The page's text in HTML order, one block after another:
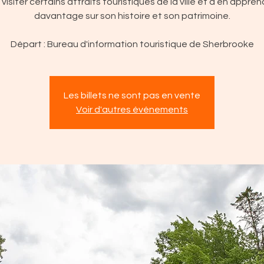
davantage sur son histoire et son patrimoine.
Départ : Bureau d'information touristique de Sherbrooke
Les billets ne sont pas en vente
Voir d'autres événements